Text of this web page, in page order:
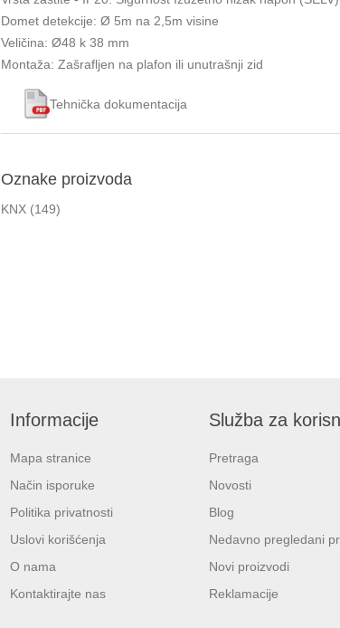
Domet detekcije: Ø 5m na 2,5m visine
Veličina: Ø48 k 38 mm
Montaža: Zašrafljen na plafon ili unutrašnji zid
Tehnička dokumentacija
Oznake proizvoda
KNX (149)
Informacije
Mapa stranice
Način isporuke
Politika privatnosti
Uslovi korišćenja
O nama
Kontaktirajte nas
Služba za
Pretraga
Novosti
Blog
Nedavno pregledani
Novi proizvodi
Reklamacije